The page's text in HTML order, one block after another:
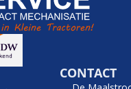
CONTACT